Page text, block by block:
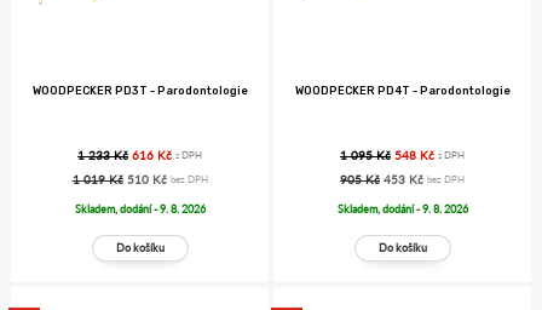
WOODPECKER PD3T - Parodontologie
1 233 Kč 616 Kč s DPH
1 019 Kč 510 Kč bez DPH
Skladem, dodání - 9. 8. 2026
WOODPECKER PD4T - Parodontologie
1 095 Kč 548 Kč s DPH
905 Kč 453 Kč bez DPH
Skladem, dodání - 9. 8. 2026